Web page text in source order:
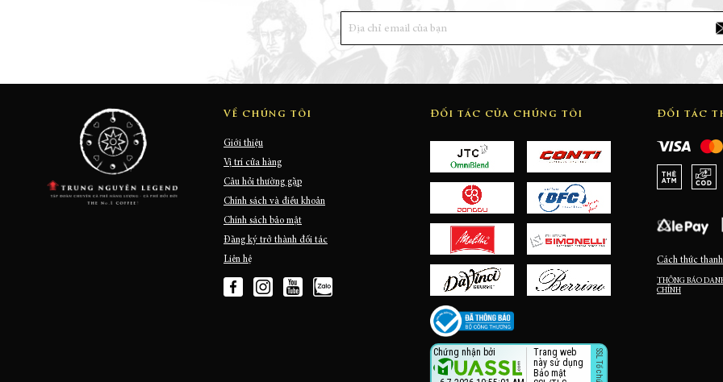
Về chúng tôi
Giới thiệu
Vị trí cửa hàng
Câu hỏi thường gặp
Chính sách và điều khoản
Chính sách bảo mật
Đăng ký trở thành đối tác
Liên hệ
Đối tác của chúng tôi
Chứng nhận bởi
Trang web
này sử dụng
Bảo mật
Đối tác
Cách thức
THÔNG BÁO
CHỈNH